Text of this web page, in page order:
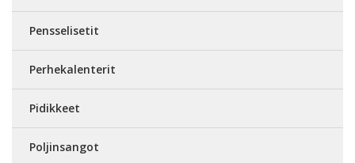
Pensselisetit
Perhekalenterit
Pidikkeet
Poljinsangot